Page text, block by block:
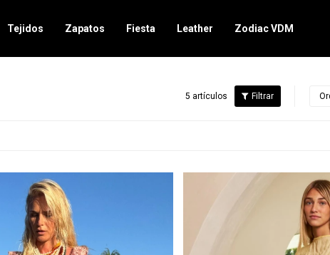
Tejidos Zapatos Fiesta Leather Zodiac VDM
5 artículos